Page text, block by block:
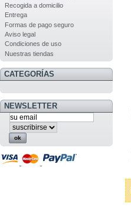
Recogida a domicilio
Entrega
Formas de pago seguro
Aviso legal
Condiciones de uso
Nuestras tiendas
CATEGORÍAS
NEWSLETTER